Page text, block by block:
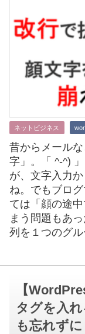
ネットビジネス
昔からメール
字」。「 ^-^)
が、文字入力
ね。でもブロ
ては「顔の途
まう問題もあ
列を１つのグ
【
タグを入れ
も忘れずに